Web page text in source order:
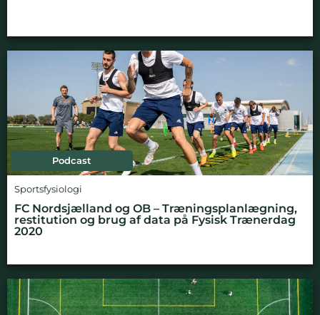
Podcast
Sportsfysiologi
FC Nordsjælland og OB – Træningsplanlægning,
restitution og brug af data på Fysisk Trænerdag
2020